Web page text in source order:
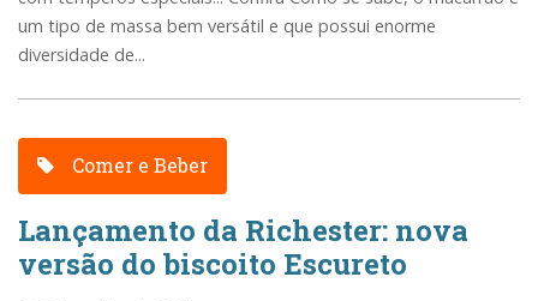
um tipo de massa bem versátil e que possui enorme
diversidade de...
Comer e Beber
Lançamento da Richester: nova
versão do biscoito Escureto